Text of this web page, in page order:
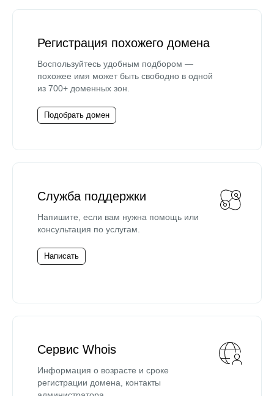
Регистрация похожего домена
Воспользуйтесь удобным подбором —
похожее имя может быть свободно в одной
из 700+ доменных зон.
Подобрать домен
Служба поддержки
Напишите, если вам нужна помощь или
консультация по услугам.
Написать
Сервис Whois
Информация о возрасте и сроке
регистрации домена, контакты